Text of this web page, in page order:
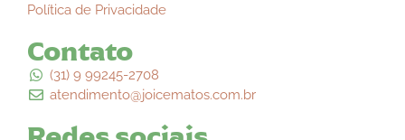
Política de Privacidade
Contato
(31) 9 99245-2708
atendimento@joicematos.com.br